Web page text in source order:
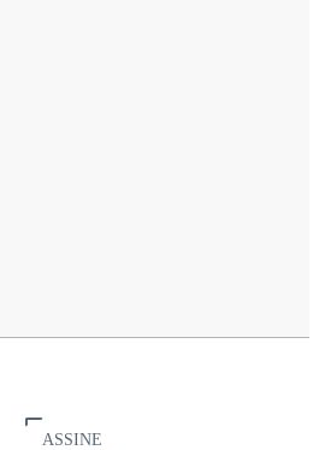
ASSINE